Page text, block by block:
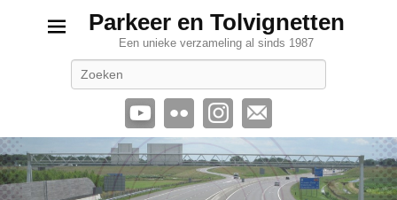
Parkeer en Tolvignetten
Een unieke verzameling al sinds 1987